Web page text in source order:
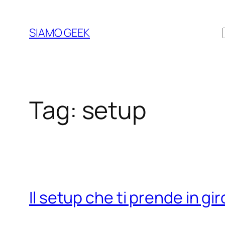
contenuto
SIAMO GEEK
Tag: setup
Il setup che ti prende in